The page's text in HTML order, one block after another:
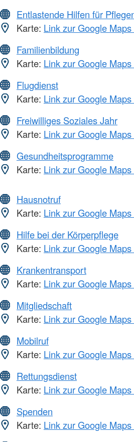
Entlastende Hilfen für
Karte: Link zur Google
Familienbildung
Karte: Link zur Google
Flugdienst
Karte: Link zur Google
Freiwilliges Soziales Jahr
Karte: Link zur Google
Gesundheitsprogramme
Karte: Link zur Google
Hausnotruf
Karte: Link zur Google
Hilfe bei der Körperpflege
Karte: Link zur Google
Krankentransport
Karte: Link zur Google
Mitgliedschaft
Karte: Link zur Google
Mobilruf
Karte: Link zur Google
Rettungsdienst
Karte: Link zur Google
Spenden
Karte: Link zur Google